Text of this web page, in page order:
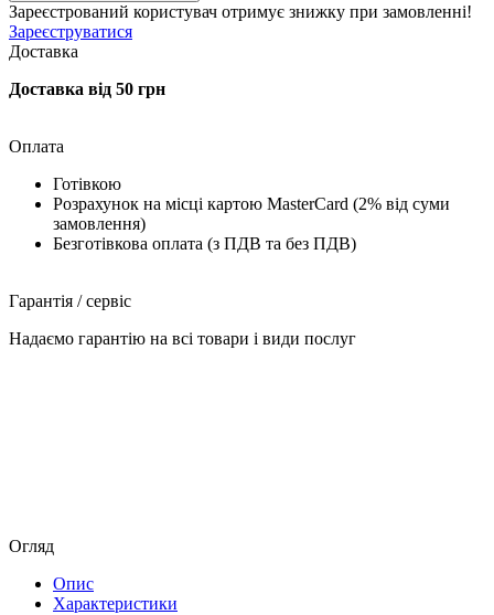
Зареєстрований користувач отримує знижку при замовленні!
Зареєструватися
Доставка
Доставка від 50 грн
Оплата
Готівкою
Розрахунок на місці картою MasterCard (2% від суми
замовлення)
Безготівкова оплата (з ПДВ та без ПДВ)
Гарантія / сервіс
Надаємо гарантію на всі товари і види послуг
Огляд
Опис
Характеристики